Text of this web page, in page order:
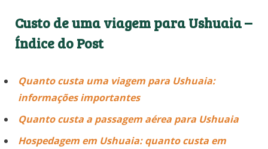
Custo de uma viagem para Ushuaia –
Índice do Post
Quanto custa uma viagem para Ushuaia:
informações importantes
Quanto custa a passagem aérea para Ushuaia
Hospedagem em Ushuaia: quanto custa em